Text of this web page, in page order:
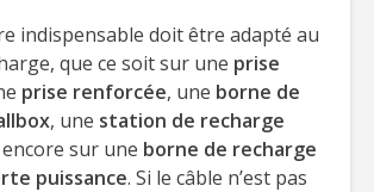
indispensable doit être adapté au
que ce soit sur une prise
prise renforcée, une borne de
, une station de recharge
sur une borne de recharge
puissance. Si le câble n’est pas